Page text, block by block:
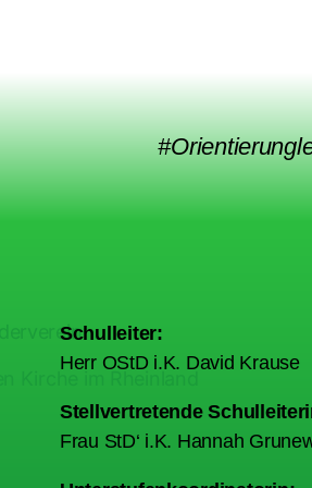
Schulleiter:
Herr OStD i.K. David Krause
Stellvertretende
Frau StD‘ i.K. Hannah